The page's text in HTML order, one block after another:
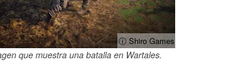
ⓘ Shiro Games
que muestra una batalla en Wartales.